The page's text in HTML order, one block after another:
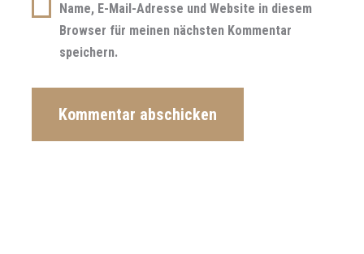
Name, E-Mail-Adresse und Website in diesem
Browser für meinen nächsten Kommentar
speichern.